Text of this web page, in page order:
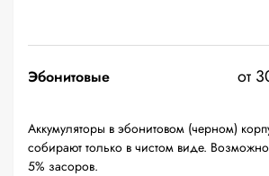
Эбонитовые от
Аккумуляторы в эбонитовом (черном)
собирают только в чистом виде.
5% засоров.